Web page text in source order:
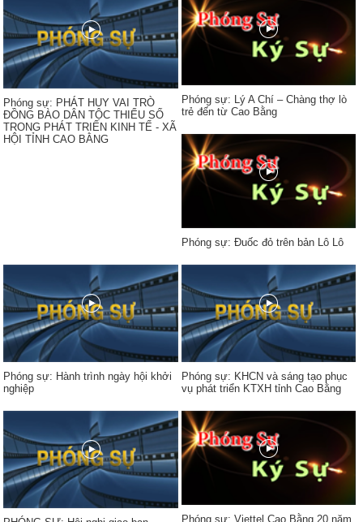
Phóng sự: PHÁT HUY VAI TRÒ
ĐỒNG BÀO DÂN TỘC THIỂU SỐ
TRONG PHÁT TRIỂN KINH TẾ - XÃ
HỘI TỈNH CAO BẰNG
Phóng sự: Lý A Chí – Chàng thợ lò
trẻ đến từ Cao Bằng
Phóng sự: Đuốc đỏ trên bản Lô Lô
Phóng sự: Hành trình ngày hội khởi
nghiệp
Phóng sự: KHCN và sáng tạo phục
vụ phát triển KTXH tỉnh Cao Bằng
Phóng sự: Viettel Cao Bằng 20 năm